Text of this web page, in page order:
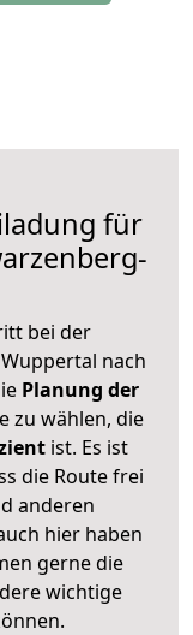
für
bei der
nach
Planung der
zu wählen, die
ist. Es ist
die Route frei
anderen
hier haben
gerne die
wichtige